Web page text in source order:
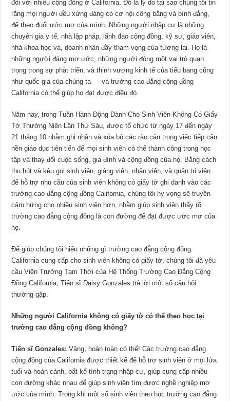
đối với nhiều cộng đồng ở California. Đó là lý do tại sao chúng tôi tin
rằng mọi người đều xứng đáng có cơ hội công bằng và bình đẳng,
để theo đuổi ước mơ của mình. Những người nhập cư là những
chuyên gia y tế, nhà lập pháp, lãnh đạo cộng đồng, kỹ sư, giáo viên,
nhà khoa học và, doanh nhân đầy tham vọng của tương lai. Họ là
những người đáng mơ ước, những người đóng một vai trò quan
trọng trong sự phát triển, và thịnh vượng kinh tế của tiểu bang cũng
như quốc gia của chúng ta — và trường cao đẳng cộng đồng
California có thể giúp họ đạt được điều đó.
Năm nay, trong Tuần Hành Động Dành Cho Sinh Viên Không Có Giấy
Tờ Thường Niên Lần Thứ Sáu, được tổ chức từ ngày 17 đến ngày
21 tháng 10 nhằm ghi nhận và xóa bỏ các rào cản trong việc tiếp cận
nền giáo dục tiên tiến để mọi sinh viên có thể thành công trong học
tập và thay đổi cuộc sống, gia đình và cộng đồng của họ. Bằng cách
thu hút và kêu gọi sinh viên, giảng viên, nhân viên, và quản trị viên
để hỗ trợ nhu cầu của sinh viên không có giấy tờ ghi danh vào các
trường cao đẳng cộng đồng California, chúng tôi hy vọng sẽ truyền
cảm hứng cho nhiều sinh viên hơn, nhằm giúp sinh viên thấy rõ
trường cao đẳng cộng đồng là con đường để đạt được ước mơ của
họ.
Để giúp chúng tôi hiểu những gì trường cao đẳng cộng đồng
California cung cấp cho sinh viên không có giấy tờ, chúng tôi đã yêu
cầu Viện Trưởng Tạm Thời của Hệ Thống Trường Cao Đẳng Cộng
Đồng California, Tiến sĩ Daisy Gonzales trả lời một số câu hỏi
thường gặp.
Những người California không có giấy tờ có thể theo học tại
trường cao đẳng cộng đồng không?
Tiến sĩ Gonzales: Vâng, hoàn toàn có thể! Các trường cao đẳng
cộng đồng của California được thiết kế để hỗ trợ sinh viên ở mọi lứa
tuổi và hoàn cảnh, bất kể tình trạng nhập cư, giúp cung cấp nhiều
con đường khác nhau để giúp sinh viên tìm được nghề nghiệp mơ
ước của mình. Trong khi một số sinh viên theo học trường cao đẳng